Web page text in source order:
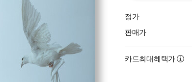
정가
판매가
카드최대혜택가